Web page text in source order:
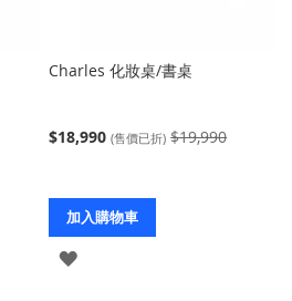
Charles 化妝桌/書桌
$18,990 (售價已折) $19,990
加入購物車
登